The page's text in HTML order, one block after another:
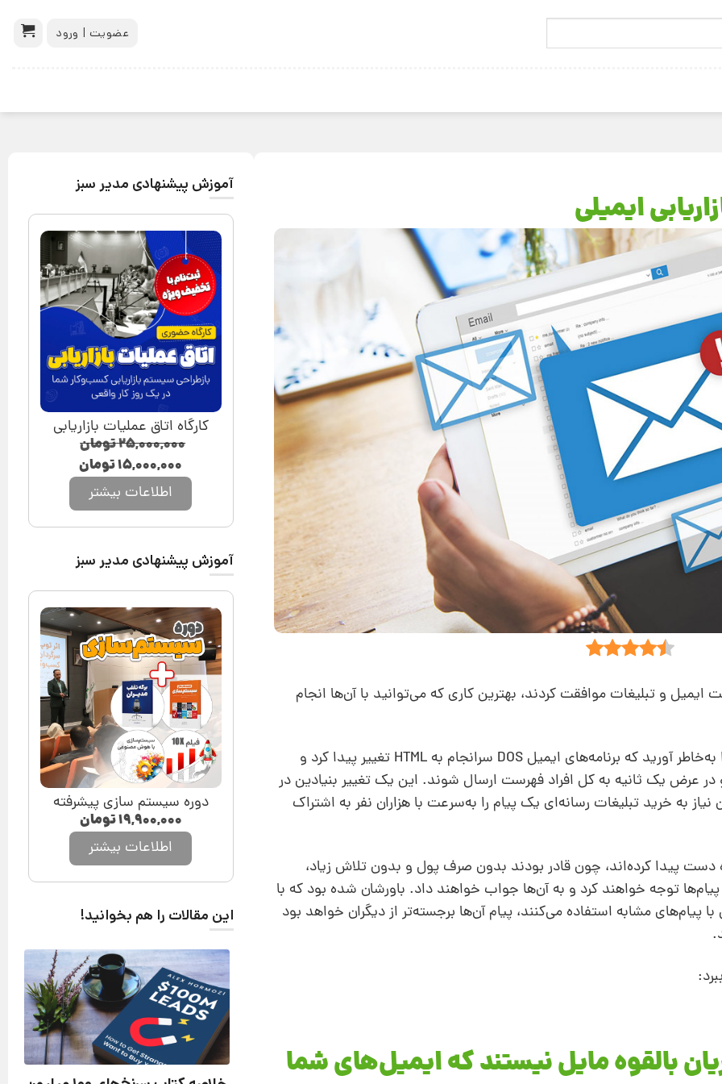
عضویت | ورود
ایمیل و تبلیغات موافقت کردند، بهترین کاری که می‌توانید با آن‌ها انجام
ممکن است آن‌قدر سن داشته باشید که زمانی را به‌خاطر آورید که برنامه‌های ایمیل DOS سرانجام به HTML تغییر پیدا کرد و
عرض یک ثانیه به کل افراد فهرست ارسال شوند. این یک تغییر بنیادین در
به خرید تبلیغات رسانه‌ای یک پیام را به‌سرعت با هزاران نفر به اشتراک
دست پیدا کرده‌اند، چون قادر بودند بدون صرف پول و بدون تلاش زیاد،
پیام‌ها توجه خواهند کرد و به آن‌ها جواب خواهند داد. باورشان شده بود که با
پیام‌های مشابه استفاده می‌کنند، پیام آن‌ها برجسته‌تر از دیگران خواهد بود
بالقوه مایل نیستند که ایمیل‌های شما
آموزش پیشنهادی مدیر سبز
کارگاه اتاق عملیات بازاریابی
۲۵,۰۰۰,۰۰۰تومان
۱۵,۰۰۰,۰۰۰تومان
اطلاعات بیشتر
آموزش پیشنهادی مدیر سبز
دوره سیستم سازی پیشرفته
۱۹,۹۰۰,۰۰۰تومان
اطلاعات بیشتر
این مقالات را هم بخوانید!